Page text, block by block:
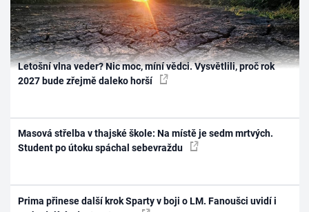
Letošní vlna veder? Nic moc, míní vědci. Vysvětlili, proč rok
2027 bude zřejmě daleko horší
Masová střelba v thajské škole: Na místě je sedm mrtvých.
Student po útoku spáchal sebevraždu
Prima přinese další krok Sparty v boji o LM. Fanoušci uvidí i